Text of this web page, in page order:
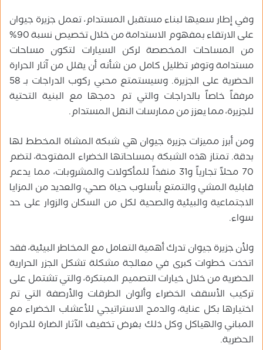
وفي إطار سعيها لبناء مستقبل المستدام، تعمل جزيرة جيوان
على الارتقاء بمفهوم الاستدامة من خلال تخصيص نسبة 90%
من المساحات المخصصة لركن السيارات لتكون مساحات
مستدامة وتوفر تظليل كامل من شأنه أن يقلل من آثار الحرارة
الحضرية على الجزيرة. وسيستمتع محبي ركوب الدراجات بـ 58
مرفقاً خاصاً بالدراجات والتي تم دمجها مع البنية التحتية
للجزيرة، مما يعزز من ممارسات النقل المستدام.
ومن أبرز مميزات جزيرة جيوان هي شبكة المشاة المخطط لها
بدقة. تمتاز هذه الشبكة بمساحاتها الخضراء المفتوحة، لتضم
70 محلاً تجارياً و31 منفذاً للمأكولات والمشروبات، مما يدعم
قابلية المشي والتمتع بأسلوب حياة صحي، والعديد من المزايا
الاجتماعية والبيئية والصحية لكل من السكان والزوار على حد
سواء.
ولأن جزيرة جيوان تدرك أهمية التعامل مع المخاطر البيئية، فقد
اتخذت خطوات كبرى في معالجة مشكلة تشكل الجزر الحرارية
الحضرية من خلال خيارات التصميم المبتكرة، والتي تشتمل على
تركيب الأسقف الخضراء وألوان الطرقات والأرصفة التي تم
اختيارها بكل عناية، والدمج الاستراتيجي للأعشاب الخضراء مع
المباني والهياكل وكل ذلك بغرض تخفيف الآثار الضارة للحرارة
الحضرية.